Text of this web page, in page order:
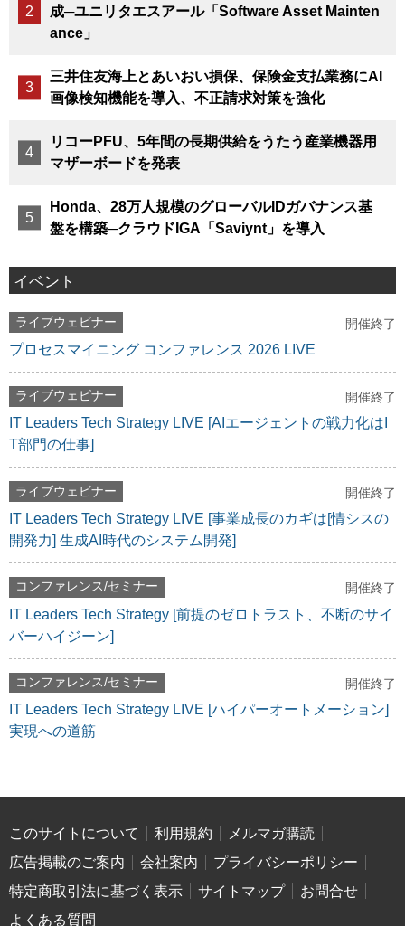
成─ユニリタエスアール「Software Asset Mainten
ance」
三井住友海上とあいおい損保、保険金支払業務にAI
画像検知機能を導入、不正請求対策を強化
リコーPFU、5年間の長期供給をうたう産業機器用
マザーボードを発表
Honda、28万人規模のグローバルIDガバナンス基
盤を構築─クラウドIGA「Saviynt」を導入
イベント
ライブウェビナー 開催終了
プロセスマイニング コンファレンス 2026 LIVE
ライブウェビナー 開催終了
IT Leaders Tech Strategy LIVE [AIエージェントの戦力化はI
T部門の仕事]
ライブウェビナー 開催終了
IT Leaders Tech Strategy LIVE [事業成長のカギは[情シスの
開発力] 生成AI時代のシステム開発]
コンファレンス/セミナー 開催終了
IT Leaders Tech Strategy [前提のゼロトラスト、不断のサイ
バーハイジーン]
コンファレンス/セミナー 開催終了
IT Leaders Tech Strategy LIVE [ハイパーオートメーション]
実現への道筋
このサイトについて 利用規約
メルマガ購読
広告掲載のご案内
会社案内
プライバシーポリシー
特定商取引法に基づく表示
サイトマップ
お問合せ
よくある質問